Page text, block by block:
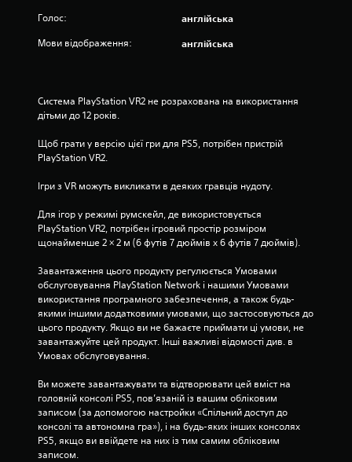
Голос: англійська
Мови відображення: англійська
Система PlayStation VR2 не розрахована на використання
дітьми до 12 років.
Щоб грати у версію цієї гри для PS5, потрібен пристрій
PlayStation VR2.
Ігри з VR можуть викликати в деяких гравців нудоту.
Для ігор у режимі румскейл, де використовується
PlayStation VR2, потрібен ігровий простір розміром
щонайменше 2 × 2 м (6 футів 7 дюймів х 6 футів 7 дюймів).
Завантаження цього продукту регулюється Умовами
обслуговування PlayStation Network і нашими Умовами
використання програмного забезпечення, а також будь-
якими іншими додатковими умовами, що застосовуються до
цього продукту. Якщо ви не бажаєте приймати ці умови, не
завантажуйте цей продукт. Інші важливі відомості див. в
Умовах обслуговування.
Ви можете завантажувати та відтворювати цей вміст на
головній консолі PS5, пов’язаній із вашим обліковим
записом (за допомогою настройки «Спільний доступ до
консолі та автономна гра»), і на будь-яких інших консолях
PS5, якщо ви ввійдете на них із тим самим обліковим
записом.